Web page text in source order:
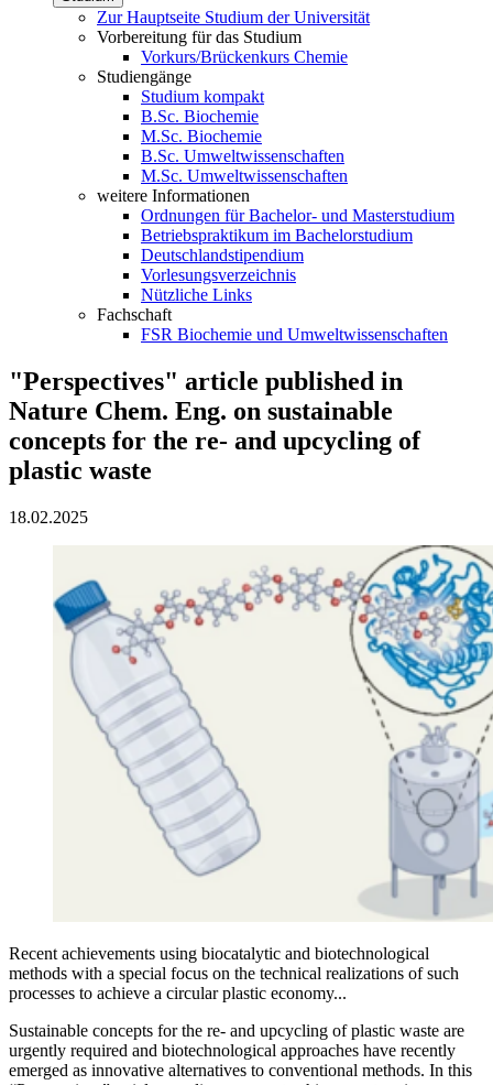
Zur Hauptseite Studium der Universität
Vorbereitung für das Studium
Vorkurs/Brückenkurs Chemie
Studiengänge
Studium kompakt
B.Sc. Biochemie
M.Sc. Biochemie
B.Sc. Umweltwissenschaften
M.Sc. Umweltwissenschaften
weitere Informationen
Ordnungen für Bachelor- und Masterstudium
Betriebspraktikum im Bachelorstudium
Deutschlandstipendium
Vorlesungsverzeichnis
Nützliche Links
Fachschaft
FSR Biochemie und Umweltwissenschaften
"Perspectives" article published in
Nature Chem. Eng. on sustainable
concepts for the re- and upcycling of
plastic waste
18.02.2025
Recent achievements using biocatalytic and biotechnological
methods with a special focus on the technical realizations of such
processes to achieve a circular plastic economy...
Sustainable concepts for the re- and upcycling of plastic waste are
urgently required and biotechnological approaches have recently
emerged as innovative alternatives to conventional methods. In this